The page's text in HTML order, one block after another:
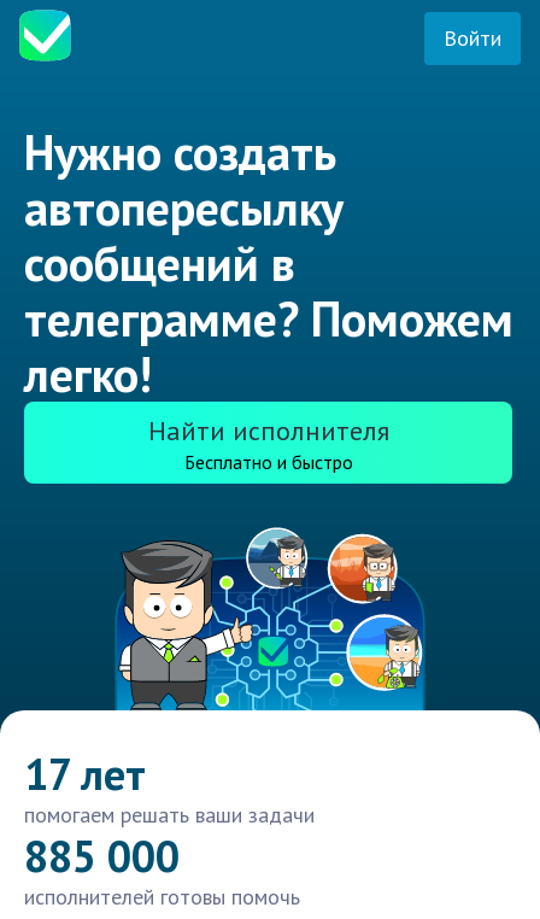
Войти
Нужно создать
автопересылку
сообщений в
телеграмме? Поможем
легко!
Найти исполнителя
Бесплатно и быстро
17 лет
помогаем решать ваши задачи
885 000
исполнителей готовы помочь